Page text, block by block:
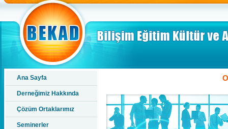
Ana Sayfa
Derneğimiz Hakkında
Çözüm Ortaklarımız
Seminerler